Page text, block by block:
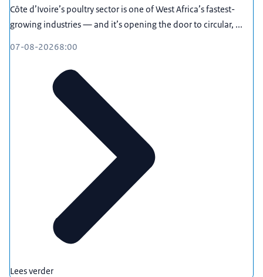
Côte d’Ivoire’s poultry sector is one of West Africa’s fastest-
growing industries — and it’s opening the door to circular, ...
07-08-20268:00
Lees verder